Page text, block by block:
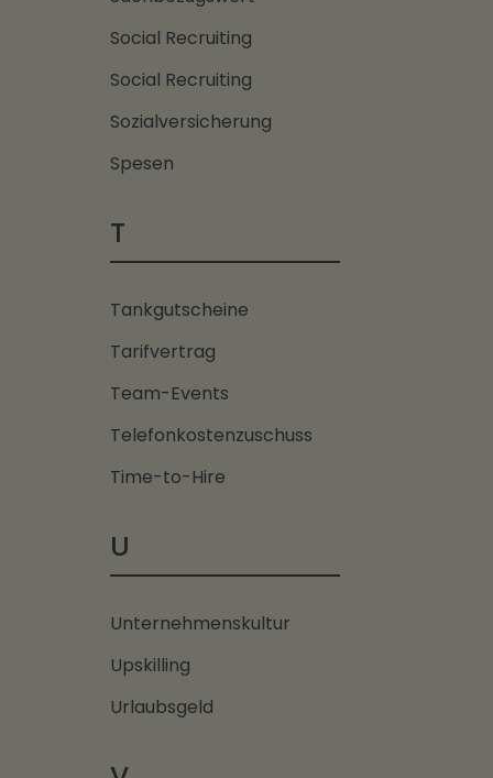
Social Recruiting
Social Recruiting
Sozialversicherung
Spesen
T
Tankgutscheine
Tarifvertrag
Team-Events
Telefonkostenzuschuss
Time-to-Hire
U
Unternehmenskultur
Upskilling
Urlaubsgeld